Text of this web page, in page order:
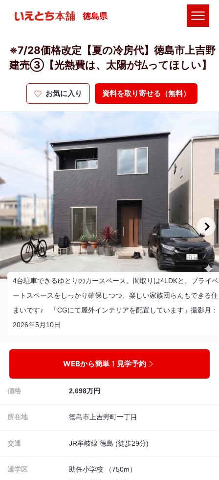
徳島県
※7/28価格改定【夏の冷房代】徳島市上吉野
建売③【光熱費は、太陽が払ってほしい】
お気に入り 資料を取り寄せる（無料）
4台駐車できるゆとりのカースペース。間取りは4LDKと、プライベ
ートスペースをしっかり確保しつつ、楽しい家族団らんもできる住
まいです♪ 「CGにて屋外インテリアを配置しています」撮影月：
2026年5月10日
WEBから簡単！見学予約
価格 2,698万円
所在地 徳島市上吉野町一丁目
交通 JR牟岐線 徳島 (徒歩29分)
通学区
助任小学校 （750m）